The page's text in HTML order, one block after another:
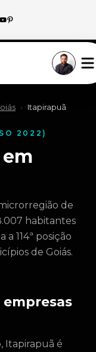
› Itapirapuã
2022)
de
habitantes
114ª posição
de Goiás.
Itapirapuã é